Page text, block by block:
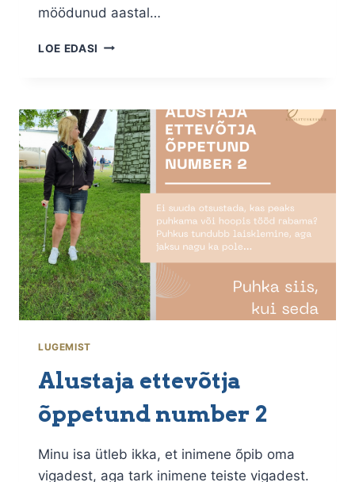
möödunud aastal…
LOE EDASI MEEDIA-
EDENDAMINE
KOOLIS
LUGEMIST
Alustaja ettevõtja
õppetund number 2
Minu isa ütleb ikka, et inimene õpib oma
vigadest, aga tark inimene teiste vigadest.